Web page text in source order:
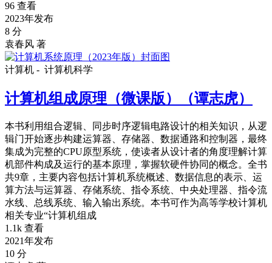
96 查看
2023年发布
8 分
袁春风 著
计算机 - 计算机科学
计算机组成原理（微课版）（谭志虎）
本书利用组合逻辑、同步时序逻辑电路设计的相关知识，从逻
辑门开始逐步构建运算器、存储器、数据通路和控制器，最终
集成为完整的CPU原型系统，使读者从设计者的角度理解计算
机部件构成及运行的基本原理，掌握软硬件协同的概念。全书
共9章，主要内容包括计算机系统概述、数据信息的表示、运
算方法与运算器、存储系统、指令系统、中央处理器、指令流
水线、总线系统、输入输出系统。本书可作为高等学校计算机
相关专业“计算机组成
1.1k 查看
2021年发布
10 分